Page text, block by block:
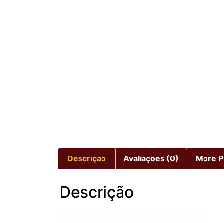
Descrição Avaliações (0) More
Descrição